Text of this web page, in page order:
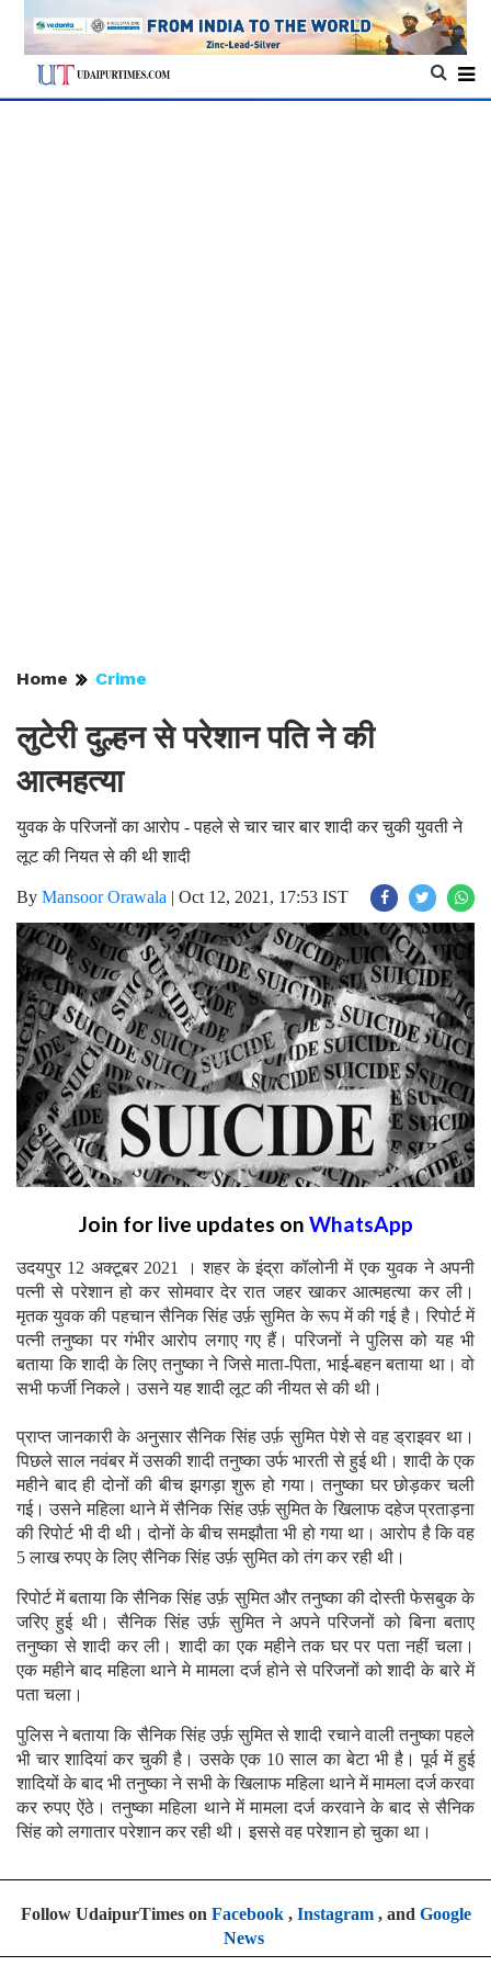
Home Crime
लुटेरी दुल्हन से परेशान पति ने की
आत्महत्या
युवक के परिजनों का आरोप - पहले से चार चार बार शादी कर चुकी युवती ने
लूट की नियत से की थी शादी
By Mansoor Orawala | Oct 12, 2021, 17:53 IST
Join for live updates on WhatsApp
उदयपुर 12 अक्टूबर 2021 । शहर के इंद्रा कॉलोनी में एक युवक ने अपनी
पत्नी से परेशान हो कर सोमवार देर रात जहर खाकर आत्महत्या कर ली।
मृतक युवक की पहचान सैनिक सिंह उर्फ़ सुमित के रूप में की गई है। रिपोर्ट में
पत्नी तनुष्का पर गंभीर आरोप लगाए गए हैं। परिजनों ने पुलिस को यह भी
बताया कि शादी के लिए तनुष्का ने जिसे माता-पिता, भाई-बहन बताया था। वो
सभी फर्जी निकले। उसने यह शादी लूट की नीयत से की थी।
प्राप्त जानकारी के अनुसार सैनिक सिंह उर्फ़ सुमित पेशे से वह ड्राइवर था।
पिछले साल नवंबर में उसकी शादी तनुष्का उर्फ भारती से हुई थी। शादी के एक
महीने बाद ही दोनों की बीच झगड़ा शुरू हो गया। तनुष्का घर छोड़कर चली
गई। उसने महिला थाने में सैनिक सिंह उर्फ़ सुमित के खिलाफ दहेज प्रताड़ना
की रिपोर्ट भी दी थी। दोनों के बीच समझौता भी हो गया था। आरोप है कि वह
5 लाख रुपए के लिए सैनिक सिंह उर्फ़ सुमित को तंग कर रही थी।
रिपोर्ट में बताया कि सैनिक सिंह उर्फ़ सुमित और तनुष्का की दोस्ती फेसबुक के
जरिए हुई थी। सैनिक सिंह उर्फ़ सुमित ने अपने परिजनों को बिना बताए
तनुष्का से शादी कर ली। शादी का एक महीने तक घर पर पता नहीं चला।
एक महीने बाद महिला थाने मे मामला दर्ज होने से परिजनों को शादी के बारे में
पता चला।
पुलिस ने बताया कि सैनिक सिंह उर्फ़ सुमित से शादी रचाने वाली तनुष्का पहले
भी चार शादियां कर चुकी है। उसके एक 10 साल का बेटा भी है। पूर्व में हुई
शादियों के बाद भी तनुष्का ने सभी के खिलाफ महिला थाने में मामला दर्ज करवा
कर रुपए ऐंठे। तनुष्का महिला थाने में मामला दर्ज करवाने के बाद से सैनिक
सिंह को लगातार परेशान कर रही थी। इससे वह परेशान हो चुका था।
Follow UdaipurTimes on Facebook, Instagram, and Google
News